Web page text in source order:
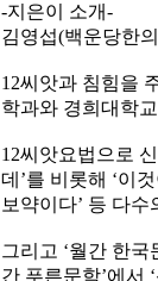
-지은이 소개-
김영섭(백운당한
12씨앗과 침힘을
학과와 경희대학
12씨앗요법으로
데’를 비롯해 ‘이
보약이다’ 등 다수
그리고 ‘월간 한국
간 푸른문학’에서